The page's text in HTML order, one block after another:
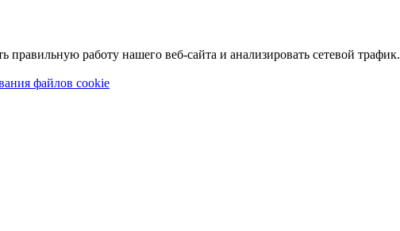
работу нашего веб-сайта и анализировать сетевой трафик.
файлов cookie